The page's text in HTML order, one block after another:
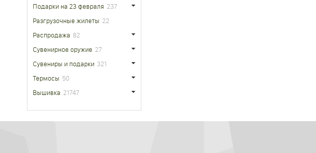
Подарки на 23 февраля 237
Разгрузочные жилеты 22
Распродажа 82
Сувенирное оружие 27
Сувениры и подарки 321
Термосы 50
Вышивка 21747